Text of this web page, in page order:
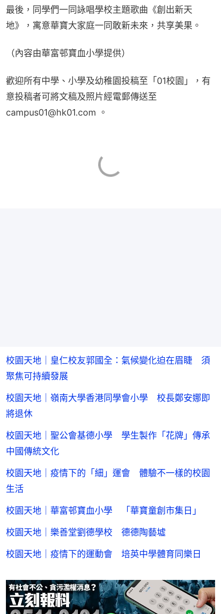
最後，同學們一同詠唱學校主題歌曲《創出新天
地》，寓意華寶大家庭一同敢新未來，共享美果。
（內容由華富邨寶血小學提供）
歡迎所有中學、小學及幼稚園投稿至「01校園」，有
意投稿者可將文稿及照片經電郵傳送至
campus01@hk01.com 。
校園天地｜皇仁校友郭國全：氣候變化迫在眉睫 須
聚焦可持續發展
校園天地｜嶺南大學香港同學會小學 校長鄭安娜即
將退休
校園天地｜聖公會基德小學 學生製作「花牌」傳承
中國傳統文化
校園天地｜疫情下的「細」運會 體驗不一樣的校園
生活
校園天地｜華富邨寶血小學 「華寶童創市集日」
校園天地｜樂善堂劉德學校 德德陶藝墟
校園天地｜疫情下的運動會 培英中學體育同樂日